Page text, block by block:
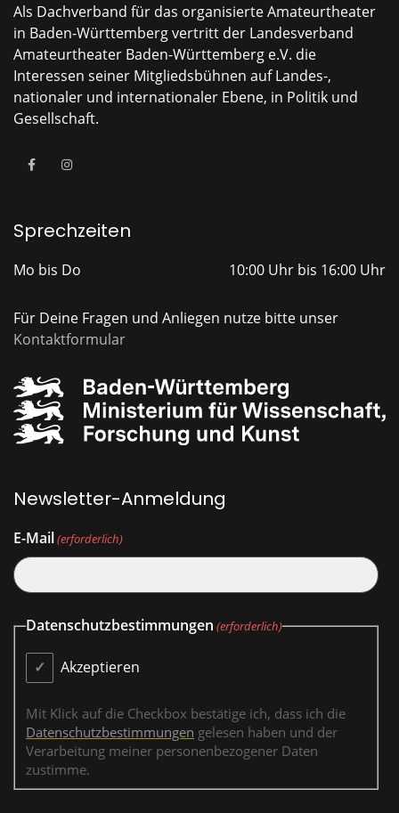
Als Dachverband für das organisierte Amateurtheater
in Baden-Württemberg vertritt der Landesverband
Amateurtheater Baden-Württemberg e.V. die
Interessen seiner Mitgliedsbühnen auf Landes-,
nationaler und internationaler Ebene, in Politik und
Gesellschaft.
Sprechzeiten
Mo bis Do 10:00 Uhr bis 16:00 Uhr
Für Deine Fragen und Anliegen nutze bitte unser
Kontaktformular
Newsletter-Anmeldung
E-Mail(erforderlich)
Datenschutzbestimmungen (erforderlich)
Akzeptieren
Mit Klick auf die Checkbox bestätige ich, dass ich die
Datenschutzbestimmungen gelesen haben und der
Verarbeitung meiner personenbezogener Daten
zustimme.